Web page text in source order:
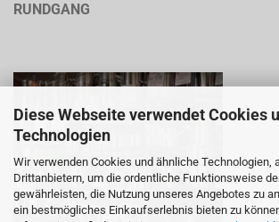
Diese Webseite verwendet Cookies
Technologien
Wir verwenden Cookies und ähnliche Technologien,
Drittanbietern, um die ordentliche Funktionsweise
gewährleisten, die Nutzung unseres Angebotes zu
ein bestmögliches Einkaufserlebnis bieten zu
RUNDGANG